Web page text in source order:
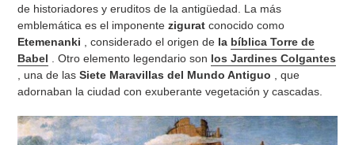
de historiadores y eruditos de la antigüedad. La más
emblemática es el imponente zigurat conocido como
Etemenanki , considerado el origen de la bíblica Torre de
Babel . Otro elemento legendario son los Jardines Colgantes
, una de las Siete Maravillas del Mundo Antiguo , que
adornaban la ciudad con exuberante vegetación y cascadas.